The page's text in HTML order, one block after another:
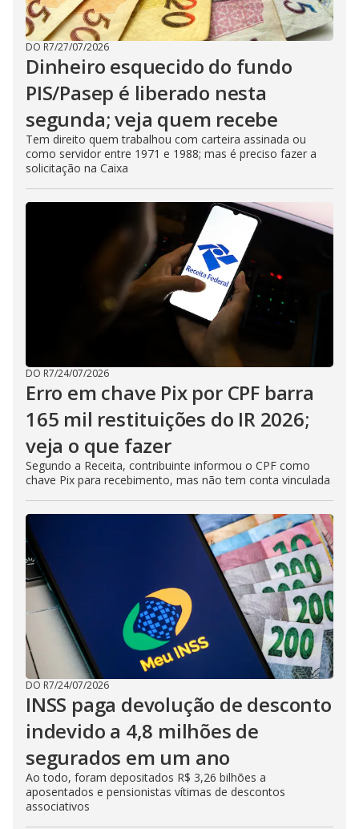
DO R7/27/07/2026
Dinheiro esquecido do fundo
PIS/Pasep é liberado nesta
segunda; veja quem recebe
Tem direito quem trabalhou com carteira assinada ou
como servidor entre 1971 e 1988; mas é preciso fazer a
solicitação na Caixa
DO R7/24/07/2026
Erro em chave Pix por CPF barra
165 mil restituições do IR 2026;
veja o que fazer
Segundo a Receita, contribuinte informou o CPF como
chave Pix para recebimento, mas não tem conta vinculada
DO R7/24/07/2026
INSS paga devolução de desconto
indevido a 4,8 milhões de
segurados em um ano
Ao todo, foram depositados R$ 3,26 bilhões a
aposentados e pensionistas vítimas de descontos
associativos